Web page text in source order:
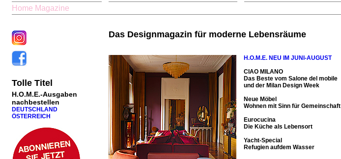
Home Magazine
Tolle Titel
H.O.M.E.-Ausgaben
nachbestellen
DEUTSCHLAND
ÖSTERREICH
Das Designmagazin für moderne Lebensräume
H.O.M.E. NEU IM JUNI-AUGUST
CIAO MILANO
Das Beste vom Salone del mobile
und der Milan Design Week
Neue Möbel
Wohnen mit Sinn für Gemeinschaft
Eurocucina
Die Küche als Lebensort
Yacht-Special
Refugien aufdem Wasser